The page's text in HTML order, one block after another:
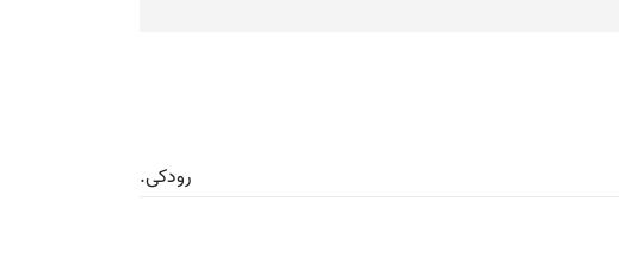
رودکی.